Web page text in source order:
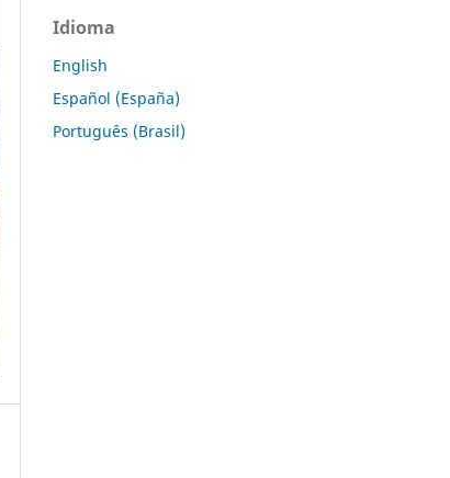
Idioma
English
Español (España)
Português (Brasil)